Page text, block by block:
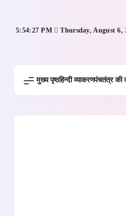
content5:54:28 PM Thursday, August 6,
मुख्य पृष्ठहिन्दी व्याकरणपंचतंत्र की